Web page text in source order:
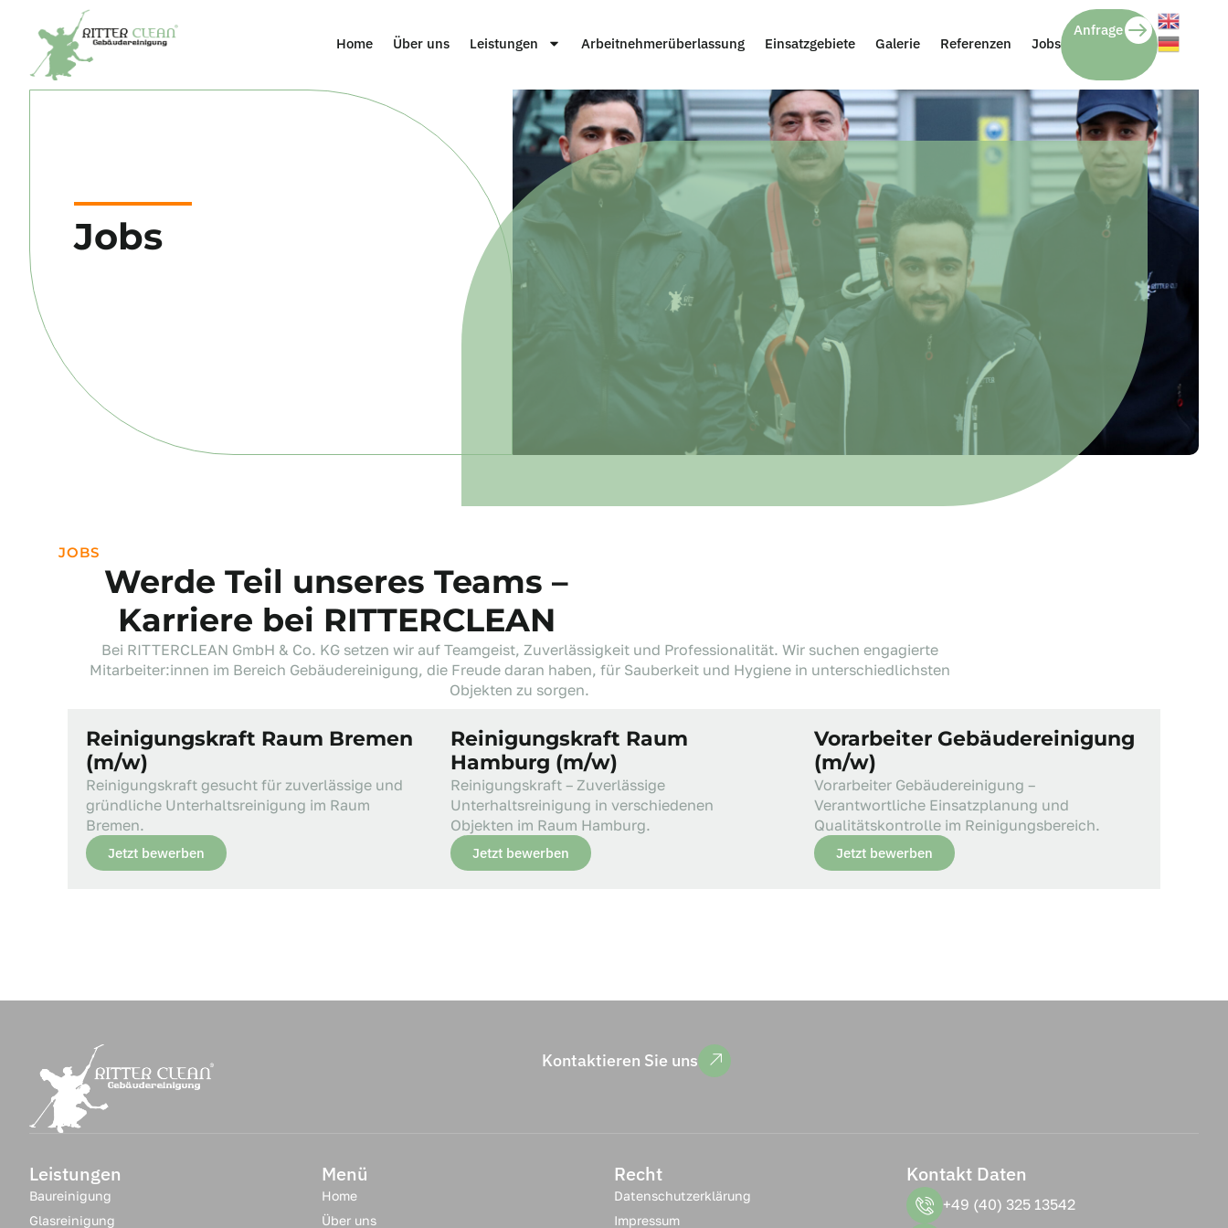
Home Über uns Leistungen Arbeitnehmerüberlassung Einsatzgebiete Galerie Referenzen Jobs
Anfrage
Jobs
JOBS
Werde Teil unseres Teams –
Karriere bei RITTERCLEAN
Bei RITTERCLEAN GmbH & Co. KG setzen wir auf Teamgeist, Zuverlässigkeit und Professionalität. Wir suchen engagierte
Mitarbeiter:innen im Bereich Gebäudereinigung, die Freude daran haben, für Sauberkeit und Hygiene in unterschiedlichsten
Objekten zu sorgen.
Reinigungskraft Raum Bremen
(m/w)
Reinigungskraft gesucht für zuverlässige und
gründliche Unterhaltsreinigung im Raum
Bremen.
Jetzt bewerben
Reinigungskraft Raum
Hamburg (m/w)
Reinigungskraft – Zuverlässige
Unterhaltsreinigung in verschiedenen
Objekten im Raum Hamburg.
Jetzt bewerben
Vorarbeiter Gebäudereinigung
(m/w)
Vorarbeiter Gebäudereinigung –
Verantwortliche Einsatzplanung und
Qualitätskontrolle im Reinigungsbereich.
Jetzt bewerben
Kontaktieren Sie uns
Leistungen
Baureinigung
Glasreinigung
Menü
Home
Über uns
Recht
Datenschutzerklärung
Impressum
Kontakt Daten
+49 (40) 325 13542